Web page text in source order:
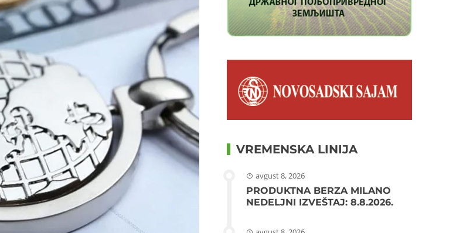
VREMENSKA LINIJA
avgust 8, 2026
PRODUKTNA BERZA MILANO
NEDELJNI IZVEŠTAJ: 8.8.2026.